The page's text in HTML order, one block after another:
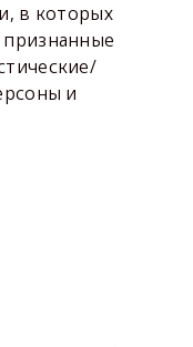
в которых
и